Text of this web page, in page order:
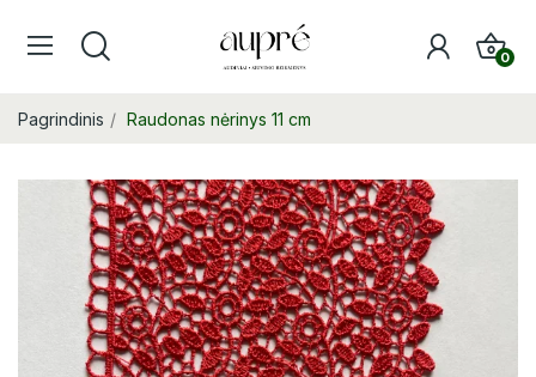
0
Pagrindinis Raudonas nėrinys 11 cm